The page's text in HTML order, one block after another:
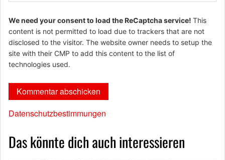
We need your consent to load the ReCaptcha service! This
content is not permitted to load due to trackers that are not
disclosed to the visitor. The website owner needs to setup the
site with their CMP to add this content to the list of
technologies used.
Datenschutzbestimmungen
Das könnte dich auch interessieren